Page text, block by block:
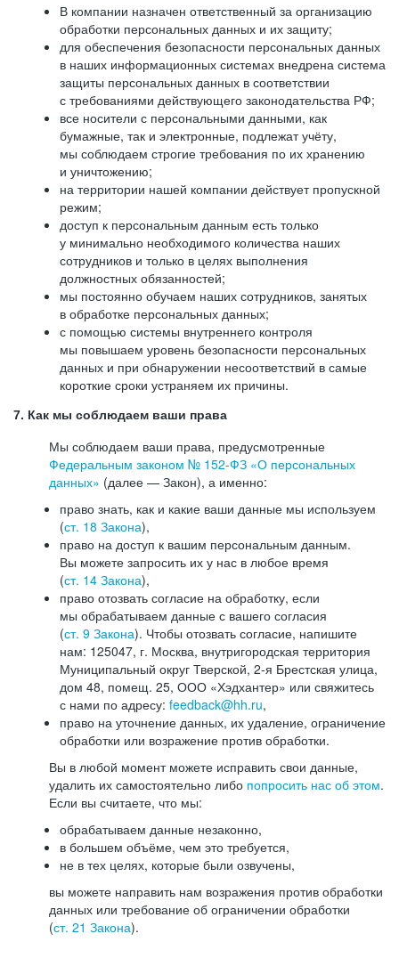
В компании назначен ответственный за организацию
обработки персональных данных и их защиту;
для обеспечения безопасности персональных данных
в наших информационных системах внедрена система
защиты персональных данных в соответствии
с требованиями действующего законодательства РФ;
все носители с персональными данными, как
бумажные, так и электронные, подлежат учёту,
мы соблюдаем строгие требования по их хранению
и уничтожению;
на территории нашей компании действует пропускной
режим;
доступ к персональным данным есть только
у минимально необходимого количества наших
сотрудников и только в целях выполнения
должностных обязанностей;
мы постоянно обучаем наших сотрудников, занятых
в обработке персональных данных;
с помощью системы внутреннего контроля
мы повышаем уровень безопасности персональных
данных и при обнаружении несоответствий в самые
короткие сроки устраняем их причины.
7. Как мы соблюдаем ваши права
Мы соблюдаем ваши права, предусмотренные
Федеральным законом № 152-ФЗ «О персональных
данных» (далее — Закон), а именно:
право знать, как и какие ваши данные мы используем
(ст. 18 Закона),
право на доступ к вашим персональным данным.
Вы можете запросить их у нас в любое время
(ст. 14 Закона),
право отозвать согласие на обработку, если
мы обрабатываем данные с вашего согласия
(ст. 9 Закона). Чтобы отозвать согласие, напишите
нам: 125047, г. Москва, внутригородская территория
Муниципальный округ Тверской, 2-я Брестская улица,
дом 48, помещ. 25, ООО «Хэдхантер» или свяжитесь
с нами по адресу: feedback@hh.ru,
право на уточнение данных, их удаление, ограничение
обработки или возражение против обработки.
Вы в любой момент можете исправить свои данные,
удалить их самостоятельно либо попросить нас об этом.
Если вы считаете, что мы:
обрабатываем данные незаконно,
в большем объёме, чем это требуется,
не в тех целях, которые были озвучены,
вы можете направить нам возражения против обработки
данных или требование об ограничении обработки
(ст. 21 Закона).